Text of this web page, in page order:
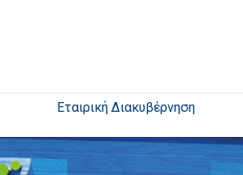
Εταιρική Διακυβέρνηση